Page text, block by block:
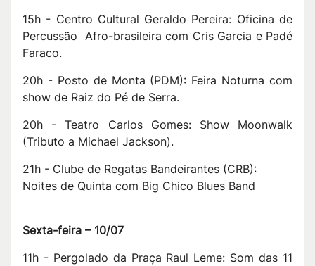
15h - Centro Cultural Geraldo Pereira: Oficina de
Percussão Afro-brasileira com Cris Garcia e Padé
Faraco.
20h - Posto de Monta (PDM): Feira Noturna com
show de Raiz do Pé de Serra.
20h - Teatro Carlos Gomes: Show Moonwalk
(Tributo a Michael Jackson).
21h - Clube de Regatas Bandeirantes (CRB):
Noites de Quinta com Big Chico Blues Band
Sexta-feira – 10/07
11h - Pergolado da Praça Raul Leme: Som das 11